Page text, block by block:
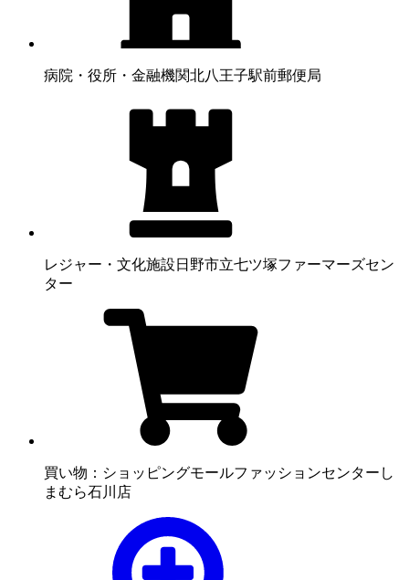
病院・役所・金融機関北八王子駅前郵便局
レジャー・文化施設 日野市立七ツ塚ファーマーズセン
ター
買い物：ショッピングモールファッションセンターし
まむら石川店